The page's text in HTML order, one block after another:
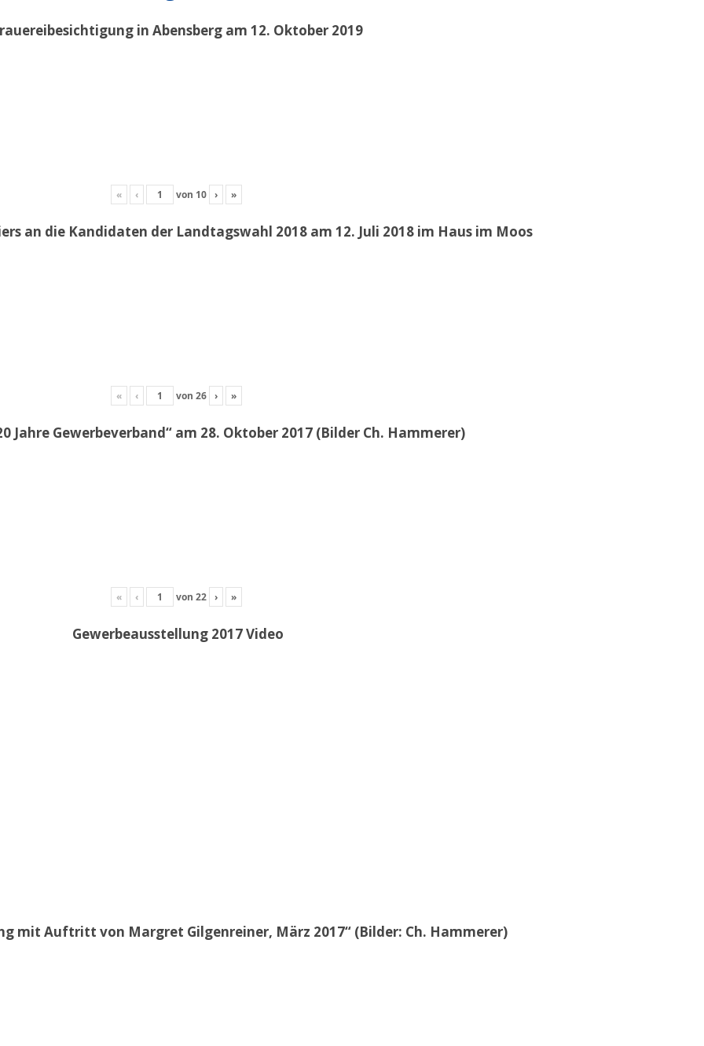
in Abensberg am 12. Oktober 2019
« ‹ von 10 › »
an die Kandidaten der Landtagswahl 2018 am 12. Juli 2018 im Haus im Moos
« ‹ von 26 › »
Jahre Gewerbeverband“ am 28. Oktober 2017 (Bilder Ch. Hammerer)
« ‹ von 22 › »
Gewerbeausstellung 2017 Video
mit Auftritt von Margret Gilgenreiner, März 2017“ (Bilder: Ch. Hammerer)